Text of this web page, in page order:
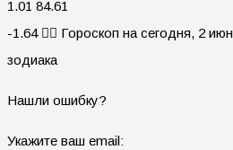
1.01 84.61
-1.64 🧙‍♀ Гороскоп на сегодня, 2
зодиака
Нашли ошибку?
Укажите ваш email: